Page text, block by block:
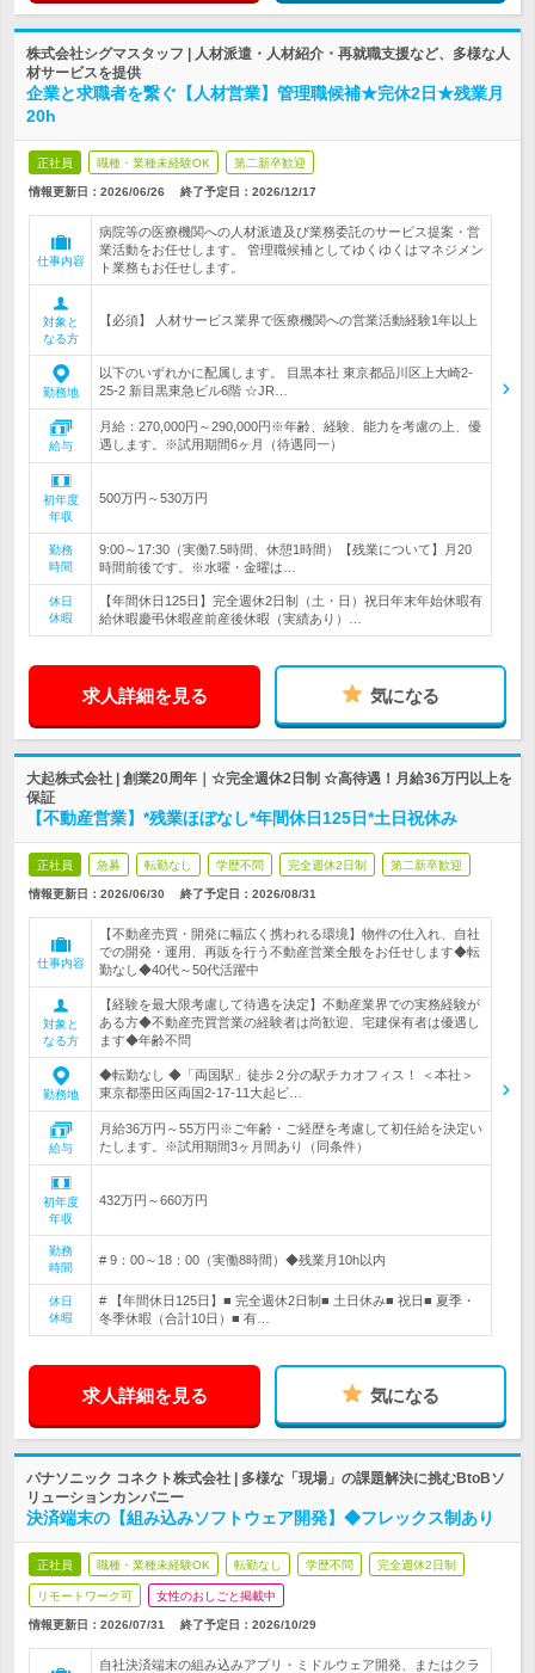
株式会社シグマスタッフ | 人材派遣・人材紹介・再就職支援など、多様な人
材サービスを提供
企業と求職者を繋ぐ【人材営業】管理職候補★完休2日★残業月
20h
正社員 職種・業種未経験OK 第二新卒歓迎
情報更新日：2026/06/26 終了予定日： 2026/12/17
仕事内容
病院等の医療機関への人材派遣及び業務委託のサービス提案・営
業活動をお任せします。 管理職候補としてゆくゆくはマネジメン
ト業務もお任せします。
対象と
なる方
【必須】 人材サービス業界で医療機関への営業活動経験1年以上
勤務地
以下のいずれかに配属します。 目黒本社 東京都品川区上大崎2-
25-2 新目黒東急ビル6階 ☆JR…
給与
月給：270,000円～290,000円※年齢、経験、能力を考慮の上、優
遇します。※試用期間6ヶ月（待遇同一）
初年度
年収
500万円～530万円
勤務
時間
9:00～17:30（実働7.5時間、休憩1時間）【残業について】月20
時間前後です。※水曜・金曜は…
休日
休暇
【年間休日125日】完全週休2日制（土・日）祝日年末年始休暇有
給休暇慶弔休暇産前産後休暇（実績あり）…
求人詳細を見る 気になる
大起株式会社 | 創業20周年｜☆完全週休2日制 ☆高待遇！月給36万円以上を
保証
【不動産営業】*残業ほぼなし*年間休日125日*土日祝休み
正社員 急募 転勤なし 学歴不問 完全週休2日制 第二新卒歓迎
情報更新日：2026/06/30 終了予定日： 2026/08/31
仕事内容
【不動産売買・開発に幅広く携われる環境】物件の仕入れ、自社
での開発・運用、再販を行う不動産営業全般をお任せします◆転
勤なし◆40代～50代活躍中
対象と
なる方
【経験を最大限考慮して待遇を決定】不動産業界での実務経験が
ある方◆不動産売買営業の経験者は尚歓迎、宅建保有者は優遇し
ます◆年齢不問
勤務地
◆転勤なし ◆「両国駅」徒歩２分の駅チカオフィス！ ＜本社＞
東京都墨田区両国2-17-11大起ビ…
給与
月給36万円～55万円※ご年齢・ご経歴を考慮して初任給を決定い
たします。※試用期間3ヶ月間あり（同条件）
初年度
年収
432万円～660万円
勤務
時間
# 9：00～18：00（実働8時間）◆残業月10h以内
休日
休暇
# 【年間休日125日】■ 完全週休2日制■ 土日休み■ 祝日■ 夏季・
冬季休暇（合計10日）■ 有…
求人詳細を見る 気になる
パナソニック コネクト株式会社 | 多様な「現場」の課題解決に挑むBtoBソ
リューションカンパニー
決済端末の【組み込みソフトウェア開発】◆フレックス制あり
正社員 職種・業種未経験OK 転勤なし 学歴不問 完全週休2日制
リモートワーク可 女性のおしごと掲載中
情報更新日：2026/07/31 終了予定日： 2026/10/29
自社決済端末の組み込みアプリ・ミドルウェア開発、またはクラ